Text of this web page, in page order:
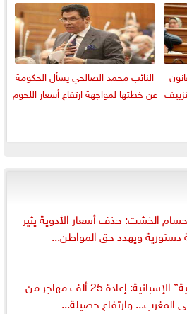
النائب محمد الصالحي يسأل الحكومة
عن خطتها لمواجهة ارتفاع أسعار اللحوم
حسام الخشت: حذف أسعار الأدوية يثير
دستورية ويهدد حق المواطن...
”الداخلية” الإسبانية: إعادة 25 ألف مهاجر من
المغرب... وارتفاع حصيلة...